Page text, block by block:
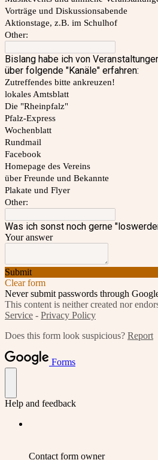
Vorträge und Diskussionsabende
Aktionstage, z.B. im Schulhof
Other:
Bislang habe ich von
über folgende "Kanäle" erfahren:
Zutreffendes bitte ankreuzen!
lokales Amtsblatt
Die "Rheinpfalz"
Pfalz-Express
Wochenblatt
Rundmail
Facebook
Homepage des Vereins
über Freunde und Bekannte
Plakate und Flyer
Other:
Was ich sonst noch gerne
Your answer
Submit
Clear form
Never submit passwords through
This content is neither created nor
Service - Privacy Policy
Does this form look suspicious? Report
Forms
Help and feedback
Contact form owner